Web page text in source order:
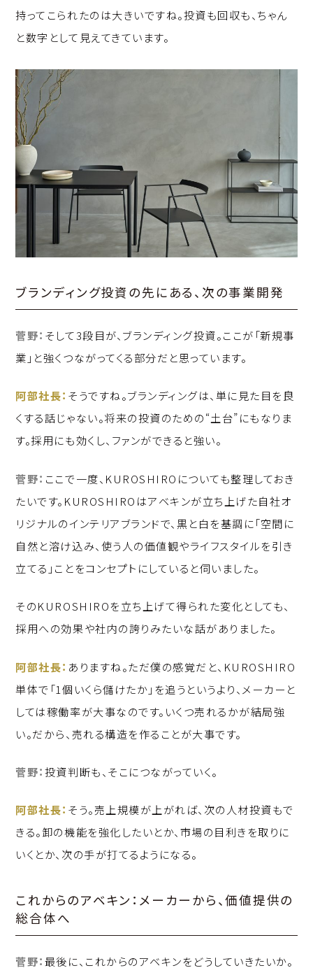
持ってこられたのは大きいですね。投資も回収も、ちゃん
と数字として見えてきています。
ブランディング投資の先にある、次の事業開発
菅野： そして3段目が、ブランディング投資。ここが「新規事
業」と強くつながってくる部分だと思っています。
阿部社長： そうですね。ブランディングは、単に見た目を良
くする話じゃない。将来の投資のための“土台”にもなりま
す。採用にも効くし、ファンができると強い。
菅野： ここで一度、KUROSHIROについても整理しておき
たいです。KUROSHIROはアベキンが立ち上げた自社オ
リジナルのインテリアブランドで、黒と白を基調に「空間に
自然と溶け込み、使う人の価値観やライフスタイルを引き
立てる」ことをコンセプトにしていると伺いました。
そのKUROSHIROを立ち上げて得られた変化としても、
採用への効果や社内の誇りみたいな話がありました。
阿部社長： ありますね。ただ僕の感覚だと、KUROSHIRO
単体で「1個いくら儲けたか」を追うというより、メーカーと
しては稼働率が大事なのです。いくつ売れるかが結局強
い。だから、売れる構造を作ることが大事です。
菅野：投資判断も、そこにつながっていく。
阿部社長： そう。売上規模が上がれば、次の人材投資もで
きる。卸の機能を強化したいとか、市場の目利きを取りに
いくとか、次の手が打てるようになる。
これからのアベキン：メーカーから、価値提供の
総合体へ
菅野：最後に、これからのアベキンをどうしていきたいか。